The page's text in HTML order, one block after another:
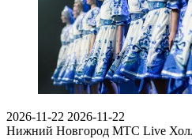
2026-11-22 2026-11-22
Нижний Новгород МТС Live